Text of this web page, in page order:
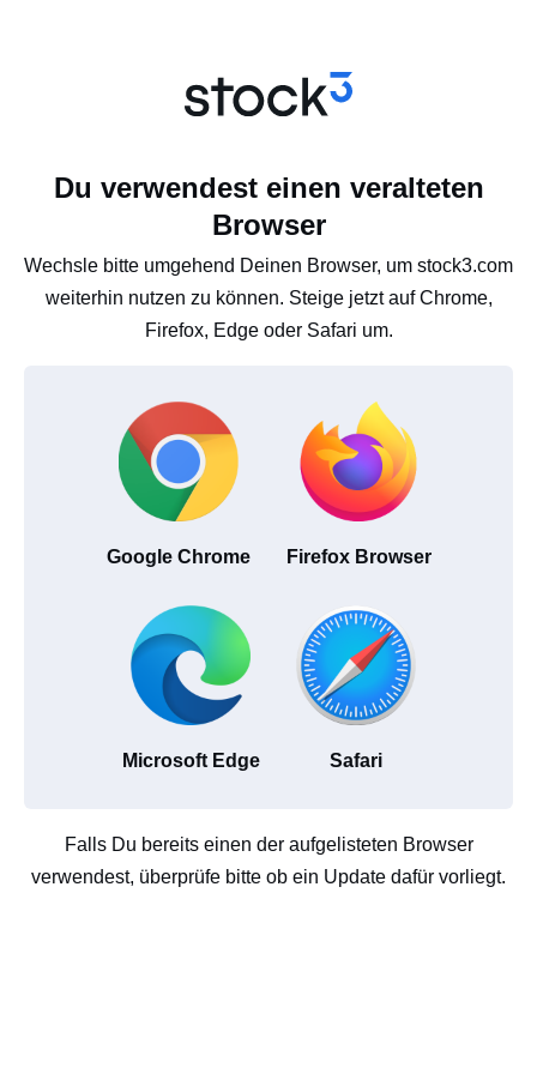
Du verwendest einen veralteten
Browser
Wechsle bitte umgehend Deinen Browser, um stock3.com
weiterhin nutzen zu können. Steige jetzt auf Chrome,
Firefox, Edge oder Safari um.
Google Chrome Firefox Browser
Microsoft Edge Safari
Falls Du bereits einen der aufgelisteten Browser
verwendest, überprüfe bitte ob ein Update dafür vorliegt.